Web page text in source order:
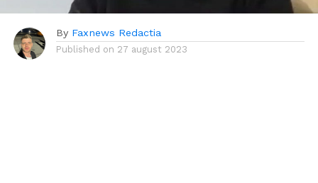
By Faxnews Redactia
Published on 27 august 2023